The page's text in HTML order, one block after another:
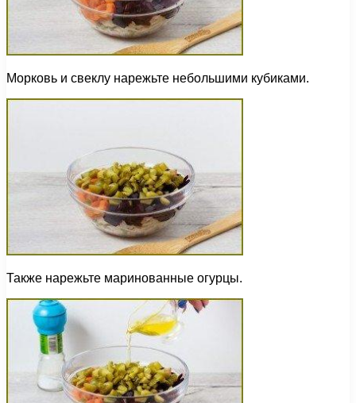
Морковь и свеклу нарежьте небольшими кубиками.
Также нарежьте маринованные огурцы.